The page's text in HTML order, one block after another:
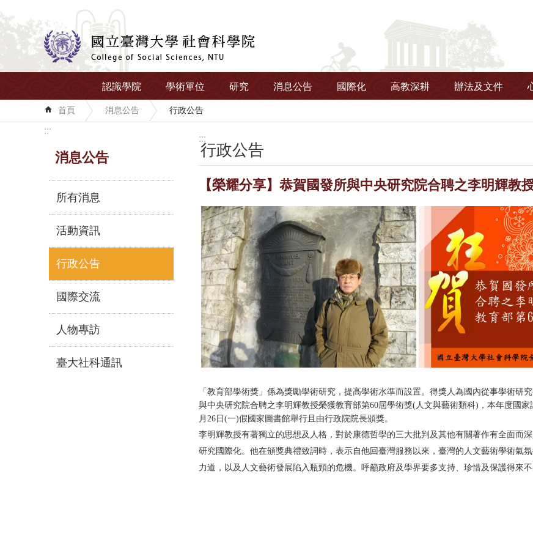
跳到主要內容區塊
認識學院 學術單位 研究 消息公告 國際化 高教深耕 辦法及文件
首頁 消息公告 行政公告
:::
消息公告
所有消息
活動資訊
行政公告
國際交流
人物專訪
臺大社科通訊
:::
行政公告
【榮耀分享】恭賀國發所與中央研究院合聘之李明輝教
「教育部學術獎」係為獎勵學術研究，提高學術水準而設置。得獎人為國內從事學術研
與中央研究院合聘之李明輝教授榮獲教育部第60屆學術獎(人文與藝術類科)，本年度國
月26日(一)假國家圖書館舉行且由行政院院長頒獎。
李明輝教授有著獨立的思想及人格，對於康德哲學的三大批判及其他有關著作有全面而
研究國際化。他在頒獎典禮致詞時，表示自他回臺灣服務以來，臺灣的人文藝術學術氣
力道，以及人文藝術發展陷入瓶頸的危機。呼籲政府及學界要多支持、珍惜及保護得來